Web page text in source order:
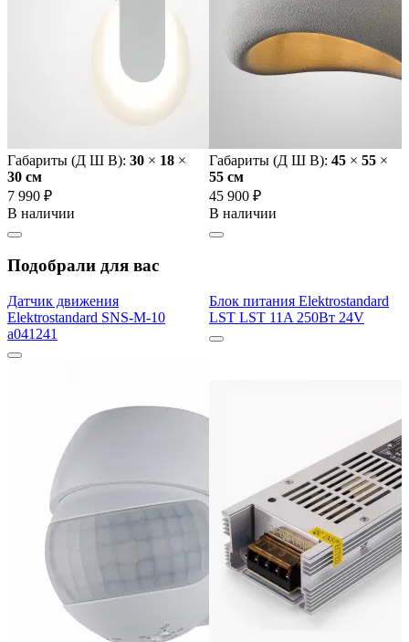
Габариты (Д Ш В): 30 × 18 ×
30 cм
7 990 ₽
В наличии
Габариты (Д Ш В): 45 × 55 ×
55 cм
45 900 ₽
В наличии
Подобрали для вас
Датчик движения
Elektrostandard SNS-M-10
a041241
Блок питания Elektrostandard
LST LST 11A 250Вт 24V